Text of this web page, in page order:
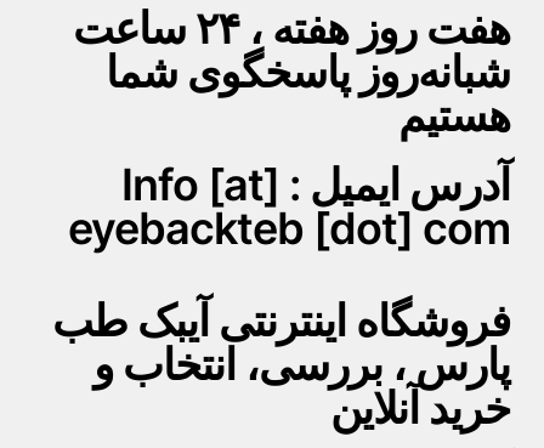
هفت روز هفته ، ۲۴ ساعت
شبانه‌روز پاسخگوی شما
هستیم
آدرس ایمیل : Info [at]
eyebackteb [dot] com
فروشگاه اینترنتی آیبک طب
پارس ، بررسی، انتخاب و
خرید آنلاین